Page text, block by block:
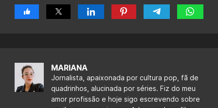
MARIANA
Jornalista, apaixonada por cultura pop, fã de
quadrinhos, alucinada por séries. Fiz do meu
amor profissão e hoje sigo escrevendo sobre